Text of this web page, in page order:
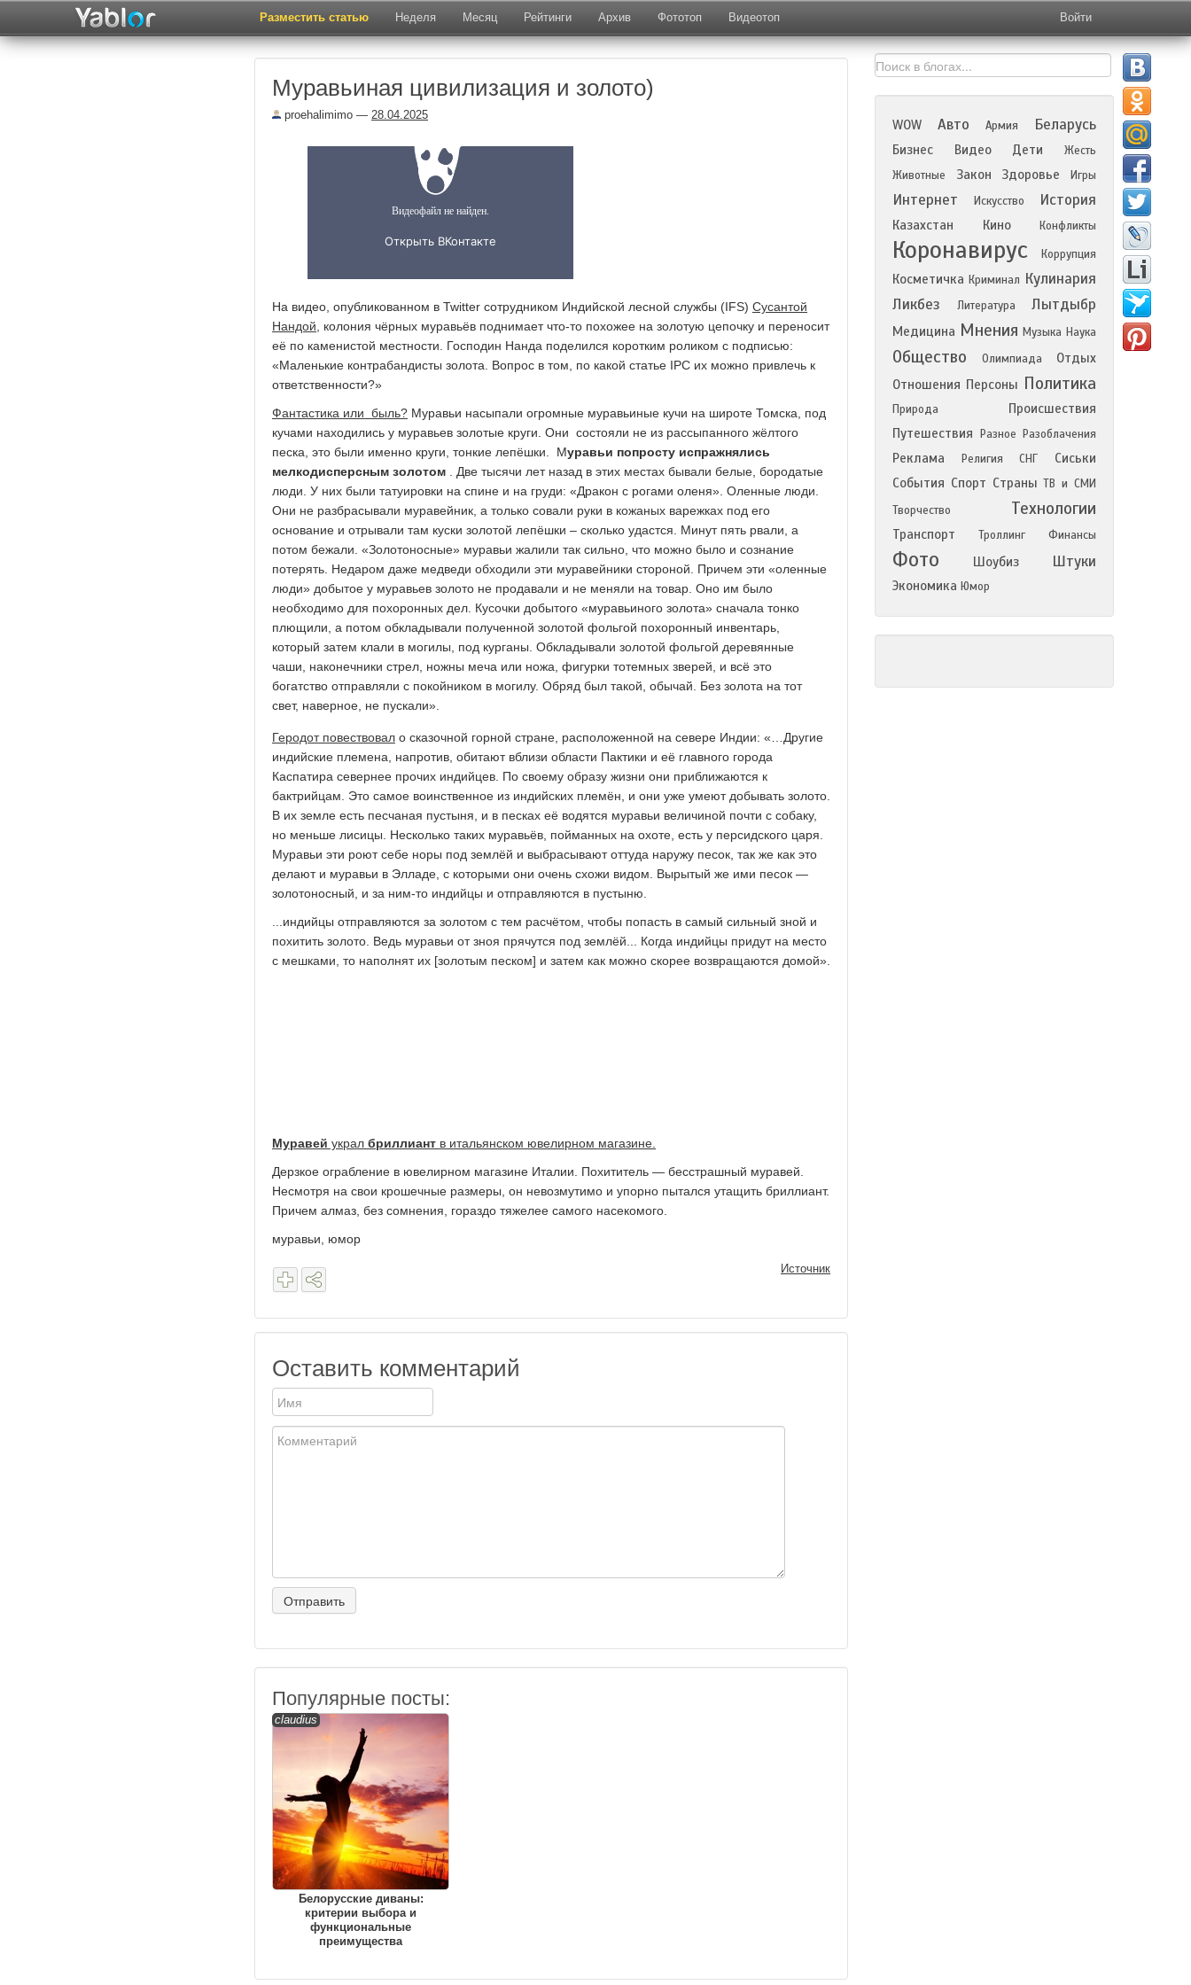
Разместить статью Неделя Месяц Рейтинги Архив Фототоп Видеотоп Войти
Муравьиная цивилизация и золото)
proehalimimo — 28.04.2025
На видео, опубликованном в Twitter сотрудником Индийской лесной службы (IFS) Сусантой
Нандой,
колония чёрных муравьёв поднимает что-то похожее на золотую цепочку и переносит
её по каменистой местности. Господин Нанда поделился коротким роликом с подписью:
«Маленькие контрабандисты золота. Вопрос в том, по какой статье IPC их можно привлечь к
ответственности?»
Фантастика или быль? Муравьи насыпали огромные муравьиные кучи на широте Томска, под
кучами находились у муравьев золотые круги. Они состояли не из рассыпанного жёлтого
песка, это были именно круги, тонкие лепёшки. Муравьи попросту испражнялись
мелкодисперсным золотом . Две тысячи лет назад в этих местах бывали белые, бородатые
люди. У них были татуировки на спине и на груди: «Дракон с рогами оленя». Оленные люди.
Они не разбрасывали муравейник, а только совали руки в кожаных варежках под его
основание и отрывали там куски золотой лепёшки – сколько удастся. Минут пять рвали, а
потом бежали. «Золотоносные» муравьи жалили так сильно, что можно было и сознание
потерять. Недаром даже медведи обходили эти муравейники стороной. Причем эти «оленные
люди» добытое у муравьев золото не продавали и не меняли на товар. Оно им было
необходимо для похоронных дел. Кусочки добытого «муравьиного золота» сначала тонко
плющили, а потом обкладывали полученной золотой фольгой похоронный инвентарь,
который затем клали в могилы, под курганы. Обкладывали золотой фольгой деревянные
чаши, наконечники стрел, ножны меча или ножа, фигурки тотемных зверей, и всё это
богатство отправляли с покойником в могилу. Обряд был такой, обычай. Без золота на тот
свет, наверное, не пускали».
Геродот повествовал о сказочной горной стране, расположенной на севере Индии: «…Другие
индийские племена, напротив, обитают вблизи области Пактики и её главного города
Каспатира севернее прочих индийцев. По своему образу жизни они приближаются к
бактрийцам. Это самое воинственное из индийских племён, и они уже умеют добывать золото.
В их земле есть песчаная пустыня, и в песках её водятся муравьи величиной почти с собаку,
но меньше лисицы. Несколько таких муравьёв, пойманных на охоте, есть у персидского царя.
Муравьи эти роют себе норы под землёй и выбрасывают оттуда наружу песок, так же как это
делают и муравьи в Элладе, с которыми они очень схожи видом. Вырытый же ими песок —
золотоносный, и за ним-то индийцы и отправляются в пустыню.
...индийцы отправляются за золотом с тем расчётом, чтобы попасть в самый сильный зной и
похитить золото. Ведь муравьи от зноя прячутся под землёй... Когда индийцы придут на место
с мешками, то наполнят их [золотым песком] и затем как можно скорее возвращаются домой».
Муравей украл бриллиант в итальянском ювелирном магазине.
Дерзкое ограбление в ювелирном магазине Италии. Похититель — бесстрашный муравей.
Несмотря на свои крошечные размеры, он невозмутимо и упорно пытался утащить бриллиант.
Причем алмаз, без сомнения, гораздо тяжелее самого насекомого.
муравьи, юмор
Источник
Оставить комментарий
Популярные посты:
claudius
Белорусские диваны:
критерии выбора и
функциональные
преимущества
WOW Авто Армия Беларусь
Бизнес Видео Дети
Жесть
Животные
Закон Здоровье Игры
Интернет Искусство История
Казахстан Кино Конфликты
Коронавирус Коррупция
Косметичка Криминал Кулинария
Ликбез
Литература Лытдыбр
Медицина Мнения Музыка Наука
Общество Олимпиада
Отдых
Отношения Персоны Политика
Природа
Происшествия
Путешествия
Разное Разоблачения
Реклама Религия СНГ
Сиськи
События Спорт Страны ТВ и СМИ
Творчество
Технологии
Транспорт Троллинг Финансы
Фото Шоубиз Штуки
Экономика Юмор